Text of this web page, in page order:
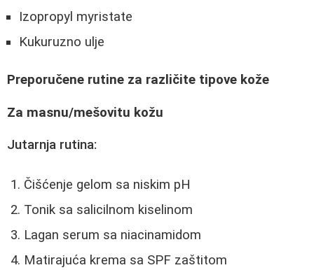
Izopropyl myristate
Kukuruzno ulje
Preporučene rutine za različite tipove kože
Za masnu/mešovitu kožu
Jutarnja rutina:
Čišćenje gelom sa niskim pH
Tonik sa salicilnom kiselinom
Lagan serum sa niacinamidom
Matirajuća krema sa SPF zaštitom